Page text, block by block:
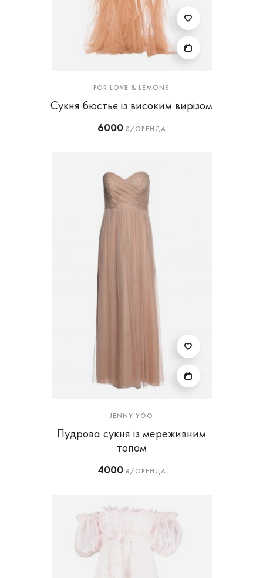
FOR LOVE & LEMONS
Сукня бюстьє із високим вирізом
6000₴/ОРЕНДА
JENNY YOO
Пудрова сукня із мереживним
топом
4000₴/ОРЕНДА